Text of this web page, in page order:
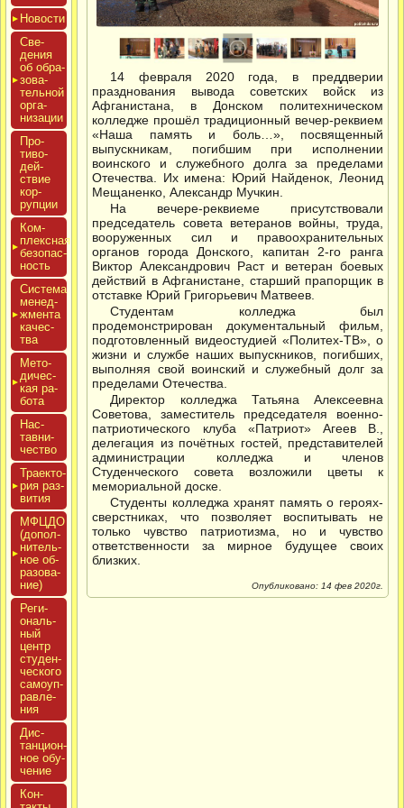
Новос­ти
Све­
дения
об об­ра­
зова­
тель­ной
ор­га­
низа­ции
Про­
тиво­
дей­
ствие
кор­
рупции
Ком­
плексная
бе­зопас­
ность
Сис­те­ма
ме­нед­
жмен­та
ка­чес­
тва
Мето­
дичес­
кая ра­
бота
Нас­
тавни­
чес­тво
Тра­ек­то­
рия раз­
ви­тия
МФЦДО
(до­пол­
ни­тель­
ное об­
ра­зова­
ние)
Реги­
ональ­
ный
центр
сту­ден­
ческо­го
са­мо­уп­
равле­
ния
Дис­
танци­он­
ное обу­
чение
Кон­
14 февраля 2020 года, в преддверии
празднования вывода советских войск из
Афганистана, в Донском политехническом
колледже прошёл традиционный вечер-реквием
«Наша память и боль…», посвященный
выпускникам, погибшим при исполнении
воинского и служебного долга за пределами
Отечества. Их имена: Юрий Найденок, Леонид
Мещаненко, Александр Мучкин.
На вечере-реквиеме присутствовали
председатель совета ветеранов войны, труда,
вооруженных сил и правоохранительных
органов города Донского, капитан 2-го ранга
Виктор Александрович Раст и ветеран боевых
действий в Афганистане, старший прапорщик в
отставке Юрий Григорьевич Матвеев.
Студентам колледжа был
продемонстрирован документальный фильм,
подготовленный видеостудией «Политех-ТВ», о
жизни и службе наших выпускников, погибших,
выполняя свой воинский и служебный долг за
пределами Отечества.
Директор колледжа Татьяна Алексеевна
Советова, заместитель председателя военно-
патриотического клуба «Патриот» Агеев В.,
делегация из почётных гостей, представителей
администрации колледжа и членов
Студенческого совета возложили цветы к
мемориальной доске.
Студенты колледжа хранят память о героях-
сверстниках, что позволяет воспитывать не
только чувство патриотизма, но и чувство
ответственности за мирное будущее своих
близких.
Опубликовано: 14 фев 2020г.